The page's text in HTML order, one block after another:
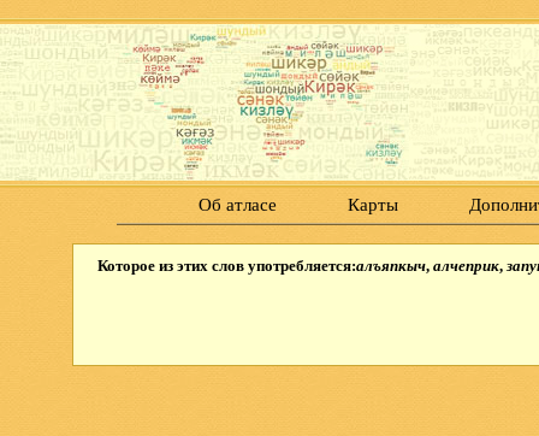
Об атласе Карты
Которое из этих слов употребляется:алъяпкыч, алчеприк,